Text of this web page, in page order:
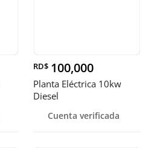
RD$ 100,000
Planta Eléctrica 10kw
Diesel
Cuenta verificada